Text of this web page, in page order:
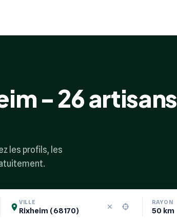
- 26 artisans
les profils, les
VILLE RAYON